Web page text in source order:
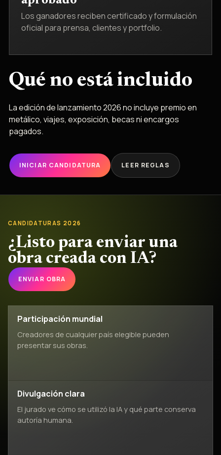
Los ganadores reciben certificado y formulación
oficial para prensa, clientes y portfolio.
Qué no está incluido
La edición de lanzamiento 2026 no incluye premio en
metálico, viajes, exposición, becas ni encargos
pagados.
INICIAR CANDIDATURA LEER REGLAS
CANDIDATURAS 2026
¿Listo para enviar una
obra creada con IA?
ENVIAR OBRA
Participación mundial
Creadores de cualquier país elegible pueden
presentar sus obras.
Divulgación clara
El jurado ve cómo se utilizó la IA y qué parte conserva
autoría humana.